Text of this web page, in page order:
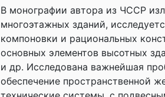
В монографии автора из ЧССР
многоэтажных зданий,
компоновки и рациональных
основных элементов высотных
и др. Исследована важнейшая
обеспечение пространственной